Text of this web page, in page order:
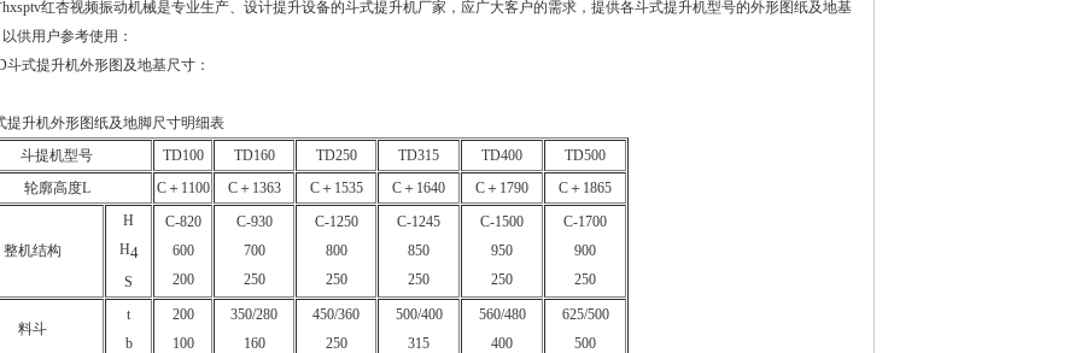
红杏视频振动机械是专业生产、设计提升设备的斗式提升机厂家，应广大客户的需求，提供各斗式提升机型号的外形图纸及地基
以供用户参考使用：
TD斗式提升机外形图及地基尺寸：
斗提机型号 TD100 TD160 TD250 TD315 TD400
TD500
轮廓高度L
C＋1100 C＋1363 C＋1535 C＋1640 C＋1790 C＋1865
整机结构
H
H4
S
C-820
600
200
C-930
700
250
C-1250
800
250
C-1245
850
250
C-1500
950
250
C-1700
900
250
料斗
t
b
200
100
350/280
160
450/360
250
500/400
315
560/480
400
625/500
500